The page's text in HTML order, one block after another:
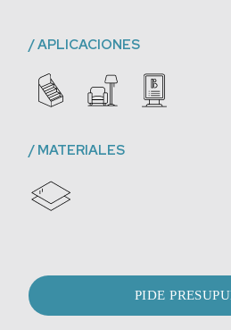
/APLICACIONES
/ MATERIALES
PIDE